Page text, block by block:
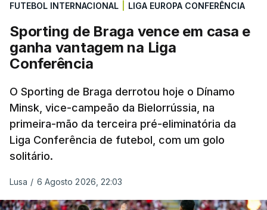
FUTEBOL INTERNACIONAL LIGA EUROPA CONFERÊNCIA
Sporting de Braga vence em casa e
ganha vantagem na Liga
Conferência
O Sporting de Braga derrotou hoje o Dínamo
Minsk, vice-campeão da Bielorrússia, na
primeira-mão da terceira pré-eliminatória da
Liga Conferência de futebol, com um golo
solitário.
Lusa / 6 Agosto 2026, 22:03